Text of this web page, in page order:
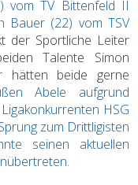
vom TV Bittenfeld II
Bauer (22) vom TSV
der Sportliche Leiter
Talente Simon
hätten beide gerne
Abele aufgrund
HSG
zum Drittligisten
seinen aktuellen